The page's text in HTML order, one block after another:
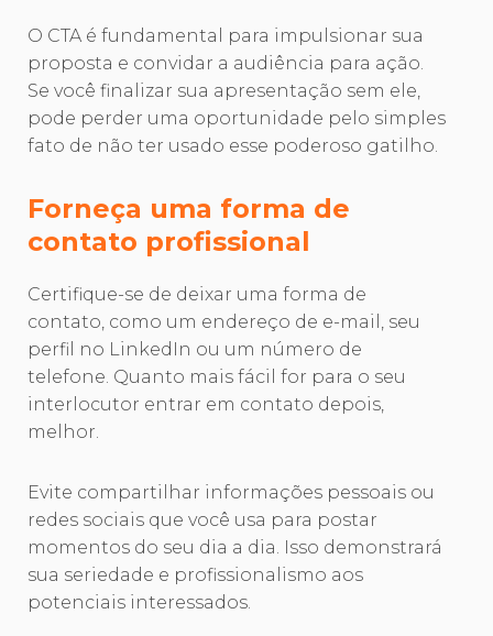
O CTA é fundamental para impulsionar sua
proposta e convidar a audiência para ação.
Se você finalizar sua apresentação sem ele,
pode perder uma oportunidade pelo simples
fato de não ter usado esse poderoso gatilho.
Forneça uma forma de
contato profissional
Certifique-se de deixar uma forma de
contato, como um endereço de e-mail, seu
perfil no LinkedIn ou um número de
telefone. Quanto mais fácil for para o seu
interlocutor entrar em contato depois,
melhor.
Evite compartilhar informações pessoais ou
redes sociais que você usa para postar
momentos do seu dia a dia. Isso demonstrará
sua seriedade e profissionalismo aos
potenciais interessados.